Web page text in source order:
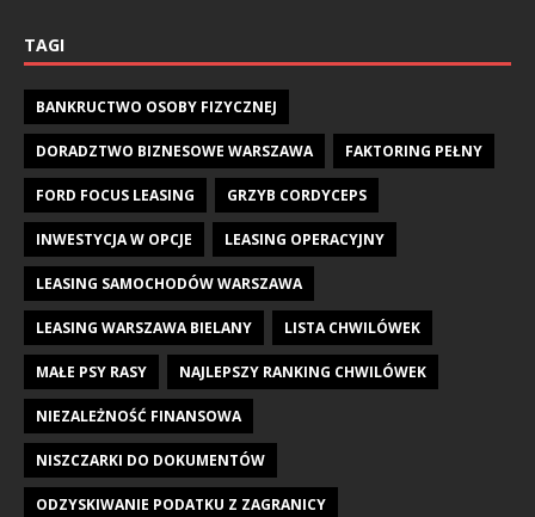
TAGI
BANKRUCTWO OSOBY FIZYCZNEJ
DORADZTWO BIZNESOWE WARSZAWA FAKTORING PEŁNY
FORD FOCUS LEASING GRZYB CORDYCEPS
INWESTYCJA W OPCJE LEASING OPERACYJNY
LEASING SAMOCHODÓW WARSZAWA
LEASING WARSZAWA BIELANY LISTA CHWILÓWEK
MAŁE PSY RASY NAJLEPSZY RANKING CHWILÓWEK
NIEZALEŻNOŚĆ FINANSOWA
NISZCZARKI DO DOKUMENTÓW
ODZYSKIWANIE PODATKU Z ZAGRANICY